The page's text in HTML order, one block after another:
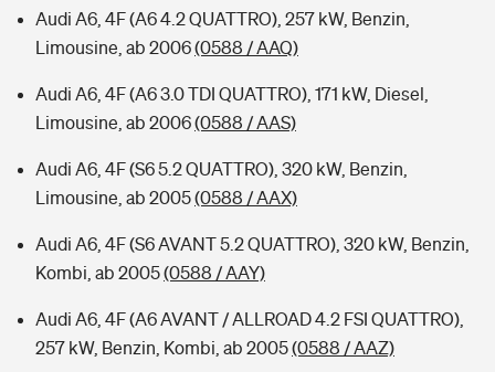
Audi A6, 4F (A6 4.2 QUATTRO), 257 kW, Benzin,
Limousine, ab 2006(0588 / AAQ)
Audi A6, 4F (A6 3.0 TDI QUATTRO), 171 kW, Diesel,
Limousine, ab 2006(0588 / AAS)
Audi A6, 4F (S6 5.2 QUATTRO), 320 kW, Benzin,
Limousine, ab 2005(0588 / AAX)
Audi A6, 4F (S6 AVANT 5.2 QUATTRO), 320 kW, Benzin,
Kombi, ab 2005(0588 / AAY)
Audi A6, 4F (A6 AVANT / ALLROAD 4.2 FSI QUATTRO),
257 kW, Benzin, Kombi, ab 2005(0588 / AAZ)